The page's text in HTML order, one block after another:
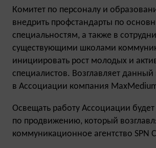
Комитет по персоналу и
внедрить профстандарты по
специальностям, а также в
существующими школами
инициировать рост молодых и
специалистов. Возглавляет данный
в Ассоциации компания
Освещать работу Ассоциации
по продвижению, который
коммуникационное агентство SPN